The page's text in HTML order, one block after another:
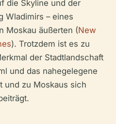
die Skyline und der
Wladimirs – eines
Moskau äußerten (New
). Trotzdem ist es zu
der Stadtlandschaft
und das nahegelegene
und zu Moskaus sich